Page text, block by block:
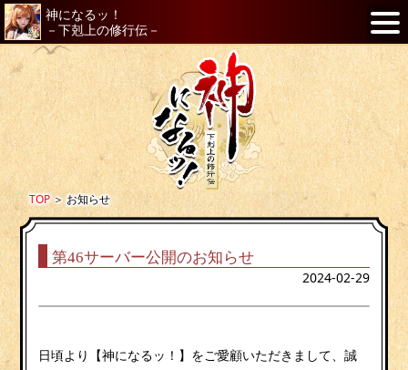
神になるッ！
－下剋上の修行伝－
TOP＞お知らせ
第46サーバー公開のお知らせ
2024-02-29
日頃より【神になるッ！】をご愛顧いただきまして、誠